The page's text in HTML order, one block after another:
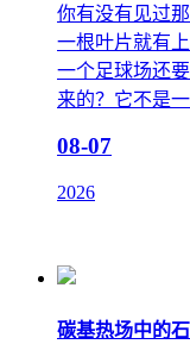
你有没有见过
一根叶片就有
一个足球场还
来的？它不是
08-07
2026
碳基热场中的